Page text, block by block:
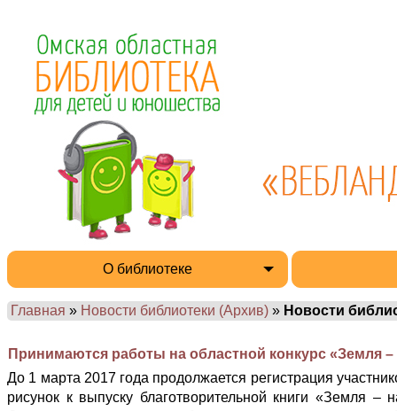
О библиотеке
Главная » Новости библиотеки (Архив) » Новости
Принимаются работы на областной конкурс «Земля
До 1 марта 2017 года продолжается регистрация
рисунок к выпуску благотворительной книги «Земля